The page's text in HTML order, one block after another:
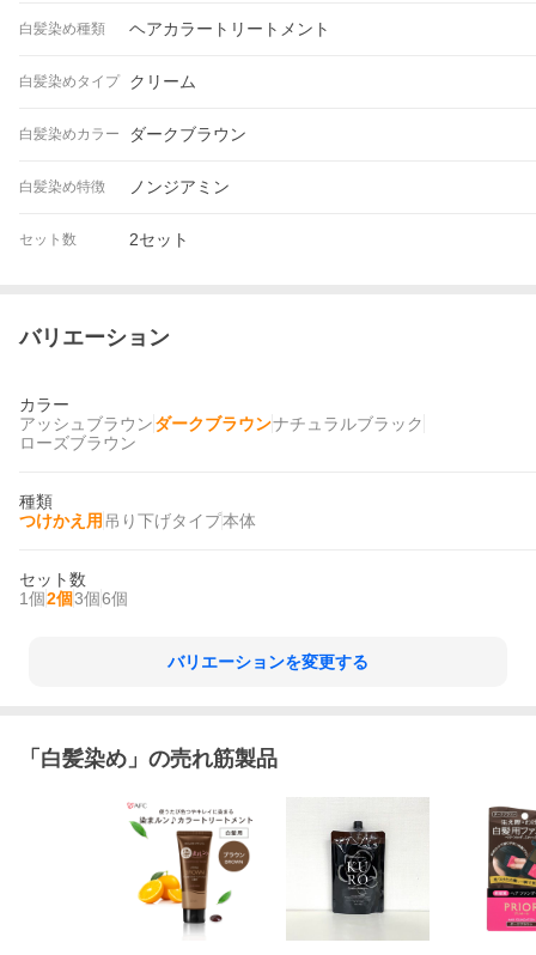
白髪染め種類 ヘアカラートリートメント
白髪染めタイプ クリーム
白髪染めカラー ダークブラウン
白髪染め特徴 ノンジアミン
セット数 2セット
バリエーション
カラー
アッシュブラウンダークブラウンナチュラルブラック
ローズブラウン
種類
つけかえ用吊り下げタイプ本体
セット数
1個2個3個6個
バリエーションを変更する
「 白髪染め 」の売れ筋製品